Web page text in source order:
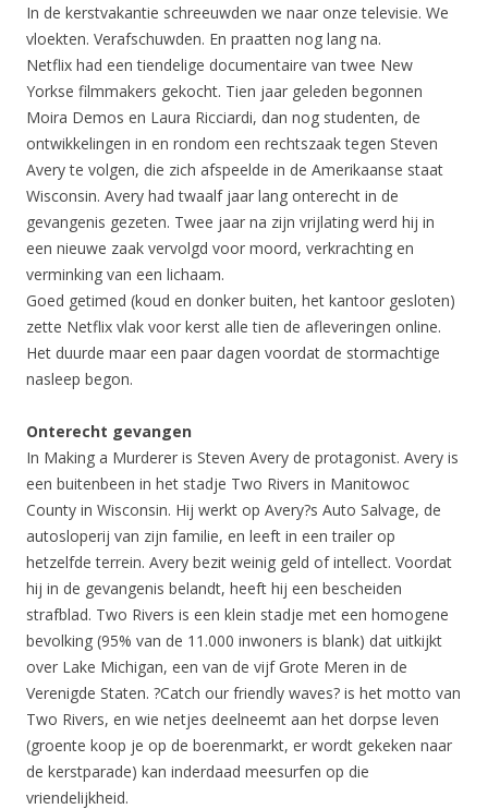
In de kerstvakantie schreeuwden we naar onze televisie. We
vloekten. Verafschuwden. En praatten nog lang na.
Netflix had een tiendelige documentaire van twee New
Yorkse filmmakers gekocht. Tien jaar geleden begonnen
Moira Demos en Laura Ricciardi, dan nog studenten, de
ontwikkelingen in en rondom een rechtszaak tegen Steven
Avery te volgen, die zich afspeelde in de Amerikaanse staat
Wisconsin. Avery had twaalf jaar lang onterecht in de
gevangenis gezeten. Twee jaar na zijn vrijlating werd hij in
een nieuwe zaak vervolgd voor moord, verkrachting en
verminking van een lichaam.
Goed getimed (koud en donker buiten, het kantoor gesloten)
zette Netflix vlak voor kerst alle tien de afleveringen online.
Het duurde maar een paar dagen voordat de stormachtige
nasleep begon.
Onterecht gevangen
In Making a Murderer is Steven Avery de protagonist. Avery is
een buitenbeen in het stadje Two Rivers in Manitowoc
County in Wisconsin. Hij werkt op Avery?s Auto Salvage, de
autosloperij van zijn familie, en leeft in een trailer op
hetzelfde terrein. Avery bezit weinig geld of intellect. Voordat
hij in de gevangenis belandt, heeft hij een bescheiden
strafblad. Two Rivers is een klein stadje met een homogene
bevolking (95% van de 11.000 inwoners is blank) dat uitkijkt
over Lake Michigan, een van de vijf Grote Meren in de
Verenigde Staten. ?Catch our friendly waves? is het motto van
Two Rivers, en wie netjes deelneemt aan het dorpse leven
(groente koop je op de boerenmarkt, er wordt gekeken naar
de kerstparade) kan inderdaad meesurfen op die
vriendelijkheid.